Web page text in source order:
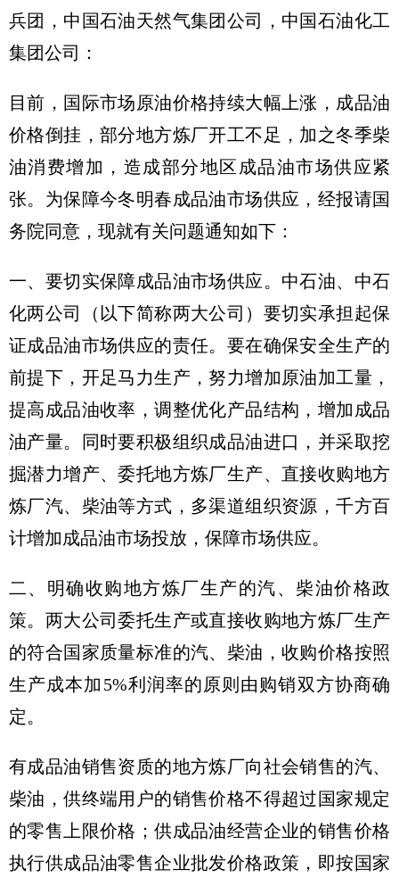
兵团，中国石油天然气集团公司，中国石油化工
集团公司：
目前，国际市场原油价格持续大幅上涨，成品油
价格倒挂，部分地方炼厂开工不足，加之冬季柴
油消费增加，造成部分地区成品油市场供应紧
张。为保障今冬明春成品油市场供应，经报请国
务院同意，现就有关问题通知如下：
一、要切实保障成品油市场供应。中石油、中石
化两公司（以下简称两大公司）要切实承担起保
证成品油市场供应的责任。要在确保安全生产的
前提下，开足马力生产，努力增加原油加工量，
提高成品油收率，调整优化产品结构，增加成品
油产量。同时要积极组织成品油进口，并采取挖
掘潜力增产、委托地方炼厂生产、直接收购地方
炼厂汽、柴油等方式，多渠道组织资源，千方百
计增加成品油市场投放，保障市场供应。
二、明确收购地方炼厂生产的汽、柴油价格政
策。两大公司委托生产或直接收购地方炼厂生产
的符合国家质量标准的汽、柴油，收购价格按照
生产成本加5%利润率的原则由购销双方协商确
定。
有成品油销售资质的地方炼厂向社会销售的汽、
柴油，供终端用户的销售价格不得超过国家规定
的零售上限价格；供成品油经营企业的销售价格
执行供成品油零售企业批发价格政策，即按国家